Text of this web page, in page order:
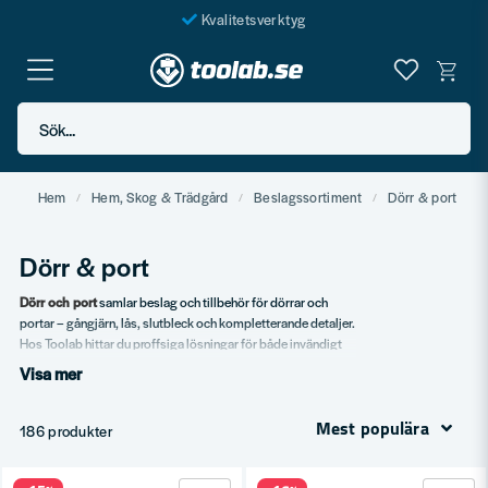
Kvalitetsverktyg
Fraktfritt över 999 SEK*
En järnhandel för alla
Sök...
Hem Hem, Skog & Trädgård Beslagssortiment Dörr & port
Dörr & port
Dörr och portsamlar beslag och tillbehör för dörrar och
portar – gångjärn, lås, slutbleck och kompletterande detaljer.
Hos Toolab hittar du proffsiga lösningar för både invändigt
och utvändigt bruk.
Gångjärn i flera utföranden.
Visa mer
186 produkter Mest populära